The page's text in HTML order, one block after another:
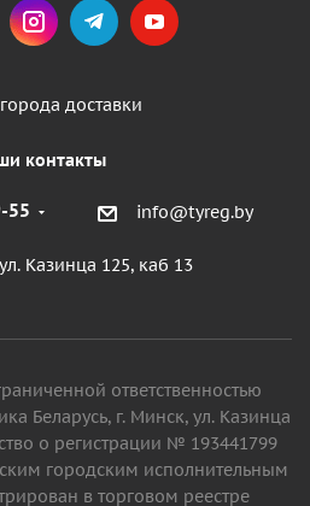
доставки
контакты
55 info@tyreg.by
Казинца 125, каб 13
ответственностью
Беларусь, г. Минск, ул. Казинца
о регистрации № 193441799
городским исполнительным
в торговом реестре